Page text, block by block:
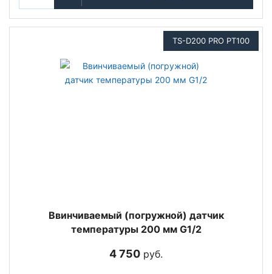
TS-D200 PRO PT100
Ввинчиваемый (погружной) датчик
температуры 200 мм G1/2
4 750 руб.